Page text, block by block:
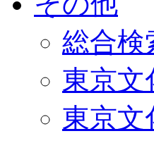
総合検
東京文
東京文